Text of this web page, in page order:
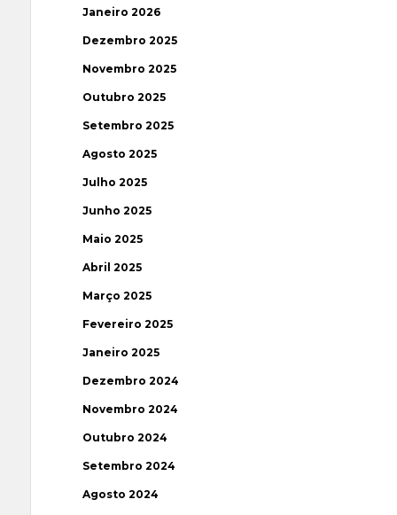
Janeiro 2026
Dezembro 2025
Novembro 2025
Outubro 2025
Setembro 2025
Agosto 2025
Julho 2025
Junho 2025
Maio 2025
Abril 2025
Março 2025
Fevereiro 2025
Janeiro 2025
Dezembro 2024
Novembro 2024
Outubro 2024
Setembro 2024
Agosto 2024